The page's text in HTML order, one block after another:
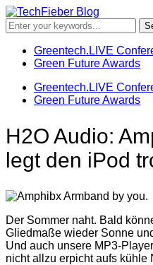
Greentech.LIVE
Green Future Awards
Greentech.LIVE
Green Future Awards
H2O Audio:
legt den iPod
Der Sommer naht. Bald
Gliedmaße wieder Sonne
Und auch unsere MP3-
nicht allzu erpicht aufs kühle